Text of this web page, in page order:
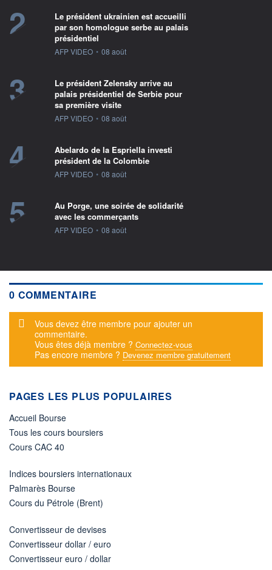
2
Le président ukrainien est accueilli
par son homologue serbe au palais
présidentiel
information fournie par
AFP VIDEO • 08 août
3
Le président Zelensky arrive au
palais présidentiel de Serbie pour
sa première visite
information fournie par
AFP VIDEO • 08 août
4
Abelardo de la Espriella investi
président de la Colombie
information fournie par
AFP VIDEO • 08 août
5
Au Porge, une soirée de solidarité
avec les commerçants
information fournie par
AFP VIDEO • 08 août
0 COMMENTAIRE
Message d'alerte
Vous devez être membre pour ajouter un
commentaire.
Vous êtes déjà membre ? Connectez-vous
Pas encore membre ? Devenez membre gratuitement
PAGES LES PLUS POPULAIRES
Accueil Bourse
Tous les cours boursiers
Cours CAC 40
Indices boursiers internationaux
Palmarès Bourse
Cours du Pétrole (Brent)
Convertisseur de devises
Convertisseur dollar / euro
Convertisseur euro / dollar